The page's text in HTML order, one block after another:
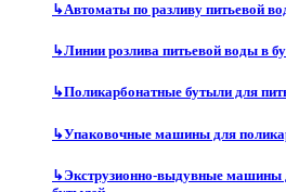
↳Автоматы по разливу питьевой
↳Линии розлива питьевой воды в
↳Поликарбонатные бутыли для
↳Упаковочные машины для
↳Экструзионно-выдувные машины